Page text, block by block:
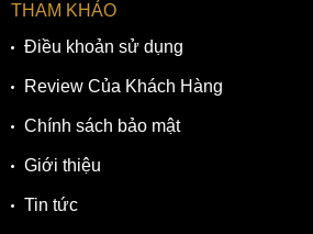
THAM KHẢO
Điều khoản sử dụng
Review Của Khách Hàng
Chính sách bảo mật
Giới thiệu
Tin tức